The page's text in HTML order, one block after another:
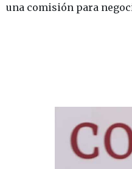
una comisión para